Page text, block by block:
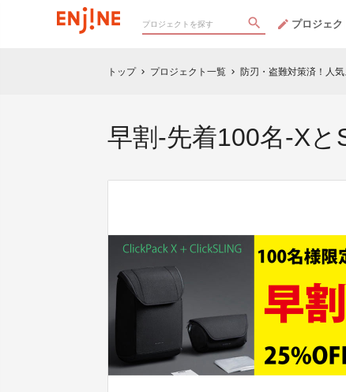
プロジェク
トップ chevron_right プロジェクト一覧 chevron_right 防刃・盗難対策済！人
早割-先着100名-X